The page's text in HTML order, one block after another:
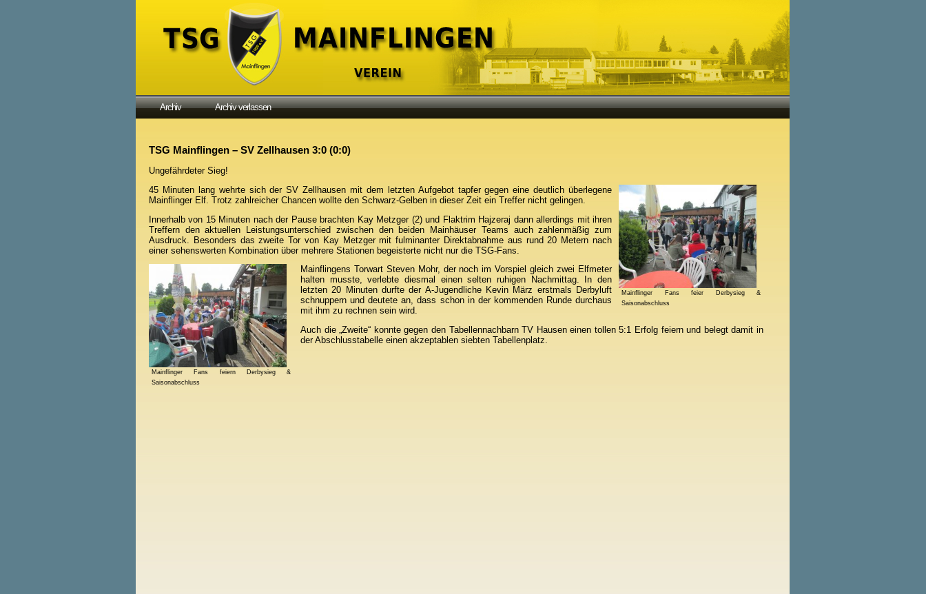
Archiv Archiv verlassen
TSG Mainflingen – SV Zellhausen 3:0 (0:0)
Ungefährdeter Sieg!
Mainflinger Fans feier Derbysieg &
Saisonabschluss
45 Minuten lang wehrte sich der SV Zellhausen mit dem letzten Aufgebot tapfer gegen eine deutlich überlegene
Mainflinger Elf. Trotz zahlreicher Chancen wollte den Schwarz-Gelben in dieser Zeit ein Treffer nicht gelingen.
Innerhalb von 15 Minuten nach der Pause brachten Kay Metzger (2) und Flaktrim Hajzeraj dann allerdings mit ihren
Treffern den aktuellen Leistungsunterschied zwischen den beiden Mainhäuser Teams auch zahlenmäßig zum
Ausdruck. Besonders das zweite Tor von Kay Metzger mit fulminanter Direktabnahme aus rund 20 Metern nach
einer sehenswerten Kombination über mehrere Stationen begeisterte nicht nur die TSG-Fans.
Mainflinger Fans feiern Derbysieg &
Saisonabschluss
Mainflingens Torwart Steven Mohr, der noch im Vorspiel gleich zwei Elfmeter
halten musste, verlebte diesmal einen selten ruhigen Nachmittag. In den
letzten 20 Minuten durfte der A-Jugendliche Kevin März erstmals Derbyluft
schnuppern und deutete an, dass schon in der kommenden Runde durchaus
mit ihm zu rechnen sein wird.
Auch die „Zweite“ konnte gegen den Tabellennachbarn TV Hausen einen tollen 5:1 Erfolg feiern und belegt damit in
der Abschlusstabelle einen akzeptablen siebten Tabellenplatz.